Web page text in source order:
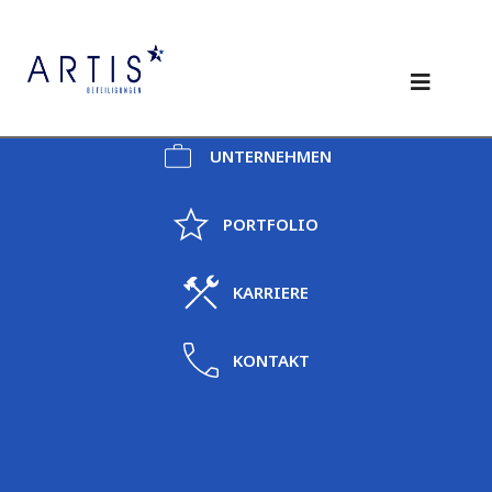
UNTERNEHMEN
PORTFOLIO
KARRIERE
KONTAKT